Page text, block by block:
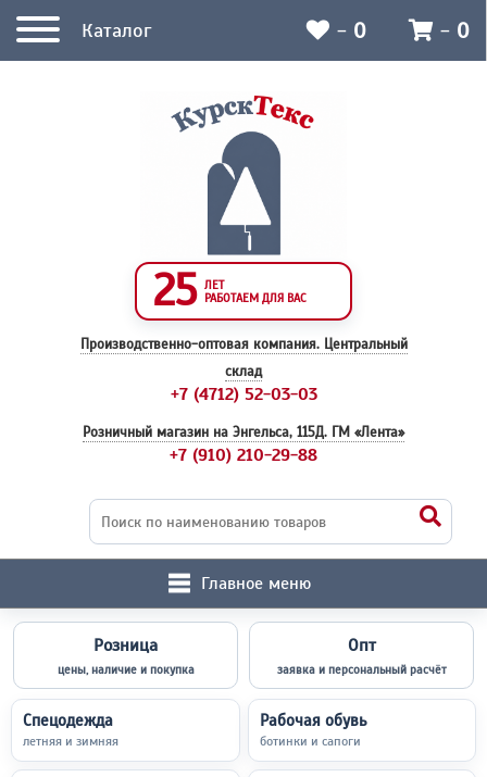
25 ЛЕТ
РАБОТАЕМ ДЛЯ ВАС
Производственно-оптовая компания. Центральный
склад
+7 (4712) 52-03-03
Розничный магазин на Энгельса, 115Д. ГМ «Лента»
+7 (910) 210-29-88
Главное меню
Розница
цены, наличие и покупка
Опт
заявка и персональный расчёт
Спецодежда
летняя и зимняя
Рабочая обувь
ботинки и сапоги
Каталог - 0 - 0